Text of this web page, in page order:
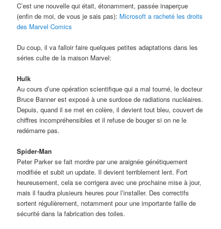
C’est une nouvelle qui était, étonamment, passée inaperçue
(enfin de moi, de vous je sais pas): Microsoft a racheté les droits
des Marvel Comics
Du coup, il va falloir faire quelques petites adaptations dans les
séries culte de la maison Marvel:
Hulk
Au cours d’une opération scientifique qui a mal tourné, le docteur
Bruce Banner est exposé à une surdose de radiations nucléaires.
Depuis, quand il se met en colère, il devient tout bleu, couvert de
chiffres incompréhensibles et il refuse de bouger si on ne le
redémarre pas.
Spider-Man
Peter Parker se fait mordre par une araignée génétiquement
modifiée et subit un update. Il devient terriblement lent. Fort
heureusement, cela se corrigera avec une prochaine mise à jour,
mais il faudra plusieurs heures pour l’installer. Des correctifs
sortent régulièrement, notamment pour une importante faille de
sécurité dans la fabrication des toiles.